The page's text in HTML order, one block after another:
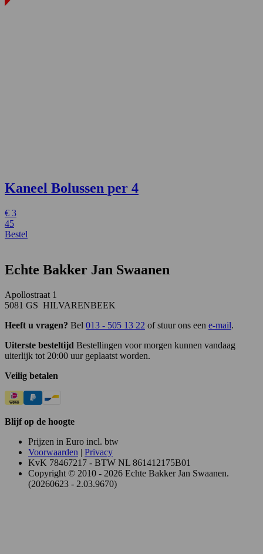
Kaneel Bolussen per 4
€ 3
45
Bestel
Echte Bakker Jan Swaanen
Apollostraat 1
5081 GS HILVARENBEEK
Heeft u vragen? Bel 013 - 505 13 22 of stuur ons een e-mail.
Uiterste besteltijd Bestellingen voor morgen kunnen vandaag
uiterlijk tot 20:00 uur geplaatst worden.
Veilig betalen
Blijf op de hoogte
Prijzen in Euro incl. btw
Voorwaarden | Privacy
KvK 78467217 - BTW NL 861412175B01
Copyright © 2010 - 2026 Echte Bakker Jan Swaanen.
(20260623 - 2.03.9670)